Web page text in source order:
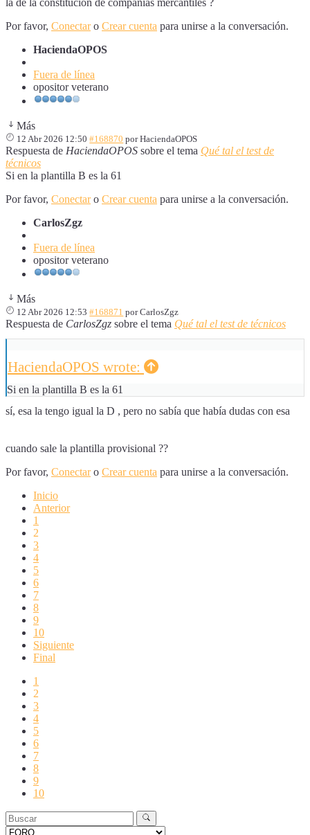
Por favor, Conectaro Crear cuenta para unirse a la conversación.
HaciendaOPOS
Fuera de línea
opositor veterano
Más
12 Abr 2026 12:50 #168870 porHaciendaOPOS
Respuesta de HaciendaOPOS sobre el tema Qué tal el test de
técnicos
Si en la plantilla B es la 61
Por favor, Conectaro Crear cuenta para unirse a la conversación.
CarlosZgz
Fuera de línea
opositor veterano
Más
12 Abr 2026 12:53 #168871 porCarlosZgz
Respuesta de CarlosZgz sobre el tema Qué tal el test de técnicos
HaciendaOPOS wrote:
Si en la plantilla B es la 61
sí, esa la tengo igual la D , pero no sabía que había dudas con esa
cuando sale la plantilla provisional ??
Por favor, Conectaro Crear cuenta para unirse a la conversación.
Inicio
Anterior
1
2
3
4
5
6
7
8
9
10
Siguiente
Final
1
2
3
4
5
6
7
8
9
10